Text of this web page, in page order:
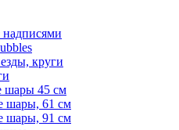
круги
шары 45 см
шары, 61 см
шары, 91 см